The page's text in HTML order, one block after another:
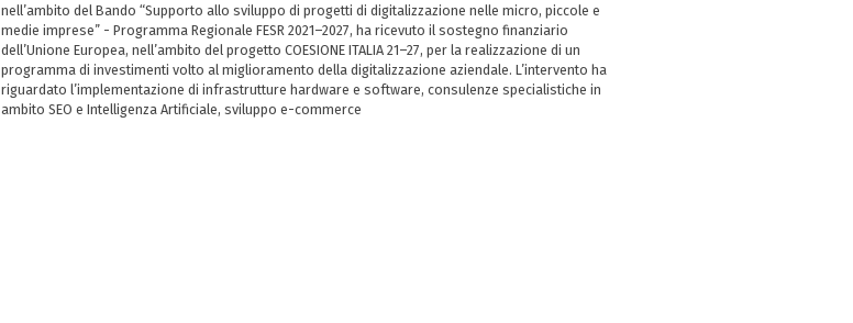
nell’ambito del Bando “Supporto allo sviluppo di progetti di digitalizzazione nelle micro, piccole e
medie imprese” - Programma Regionale FESR 2021–2027, ha ricevuto il sostegno finanziario
dell’Unione Europea, nell’ambito del progetto COESIONE ITALIA 21–27, per la realizzazione di un
programma di investimenti volto al miglioramento della digitalizzazione aziendale. L’intervento ha
riguardato l’implementazione di infrastrutture hardware e software, consulenze specialistiche in
ambito SEO e Intelligenza Artificiale, sviluppo e-commerce